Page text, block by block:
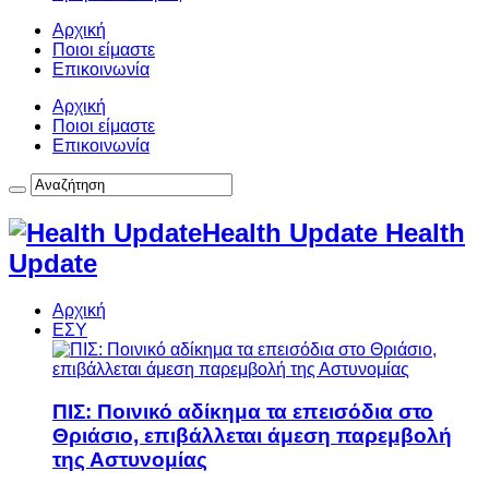
Αρχική
Ποιοι είμαστε
Επικοινωνία
Αρχική
Ποιοι είμαστε
Επικοινωνία
Health Update Health
Update
Αρχική
ΕΣΥ
ΠΙΣ: Ποινικό αδίκημα τα επεισόδια στο
Θριάσιο, επιβάλλεται άμεση παρεμβολή
της Αστυνομίας